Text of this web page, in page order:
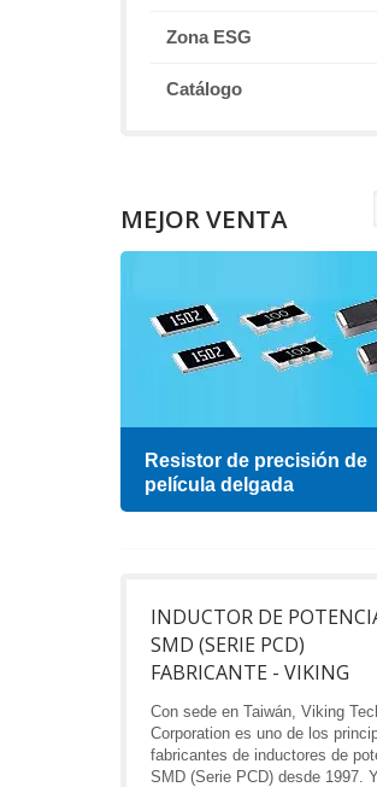
Zona ESG
Catálogo
MEJOR VENTA
Resistor de precisión de
película delgada
INDUCTOR DE
SMD (SERIE PCD)
FABRICANTE - VIKING
Con sede en Taiwán, Viking
Corporation es uno de los
fabricantes de inductores de
SMD (Serie PCD) desde 1997.